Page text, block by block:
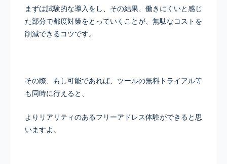
まずは試験的な導入をし、その結果、働きにくいと感じ
た部分で都度対策をとっていくことが、無駄なコストを
削減できるコツです。
その際、もし可能であれば、ツールの無料トライアル等
も同時に行えると、
よりリアリティのあるフリーアドレス体験ができると思
いますよ。